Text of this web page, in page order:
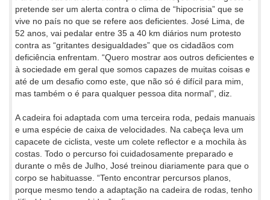
pretende ser um alerta contra o clima de “hipocrisia” que se
vive no país no que se refere aos deficientes. José Lima, de
52 anos, vai pedalar entre 35 a 40 km diários num protesto
contra as “gritantes desigualdades” que os cidadãos com
deficiência enfrentam. “Quero mostrar aos outros deficientes e
à sociedade em geral que somos capazes de muitas coisas e
até de um desafio como este, que não só é difícil para mim,
mas também o é para qualquer pessoa dita normal”, diz.
A cadeira foi adaptada com uma terceira roda, pedais manuais
e uma espécie de caixa de velocidades. Na cabeça leva um
capacete de ciclista, veste um colete reflector e a mochila às
costas. Todo o percurso foi cuidadosamente preparado e
durante o mês de Julho, José treinou diariamente para que o
corpo se habituasse. “Tento encontrar percursos planos,
porque mesmo tendo a adaptação na cadeira de rodas, tenho